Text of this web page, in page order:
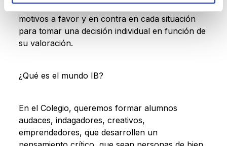
con opiniones propias, capaces de entender los
motivos a favor y en contra en cada situación
para tomar una decisión individual en función de
su valoración.
¿Qué es el mundo IB?
En el Colegio, queremos formar alumnos
audaces, indagadores, creativos,
emprendedores, que desarrollen un